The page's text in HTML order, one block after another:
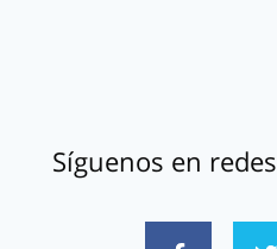
Síguenos en redes